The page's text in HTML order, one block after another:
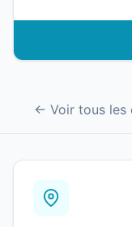
← Voir tous les